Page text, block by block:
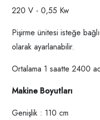
220 V - 0,55 Kw
Pişirme ünitesi isteğe
olarak ayarlanabilir.
Ortalama 1 saatte 2400
Makine Boyutları
Genişlik : 110 cm